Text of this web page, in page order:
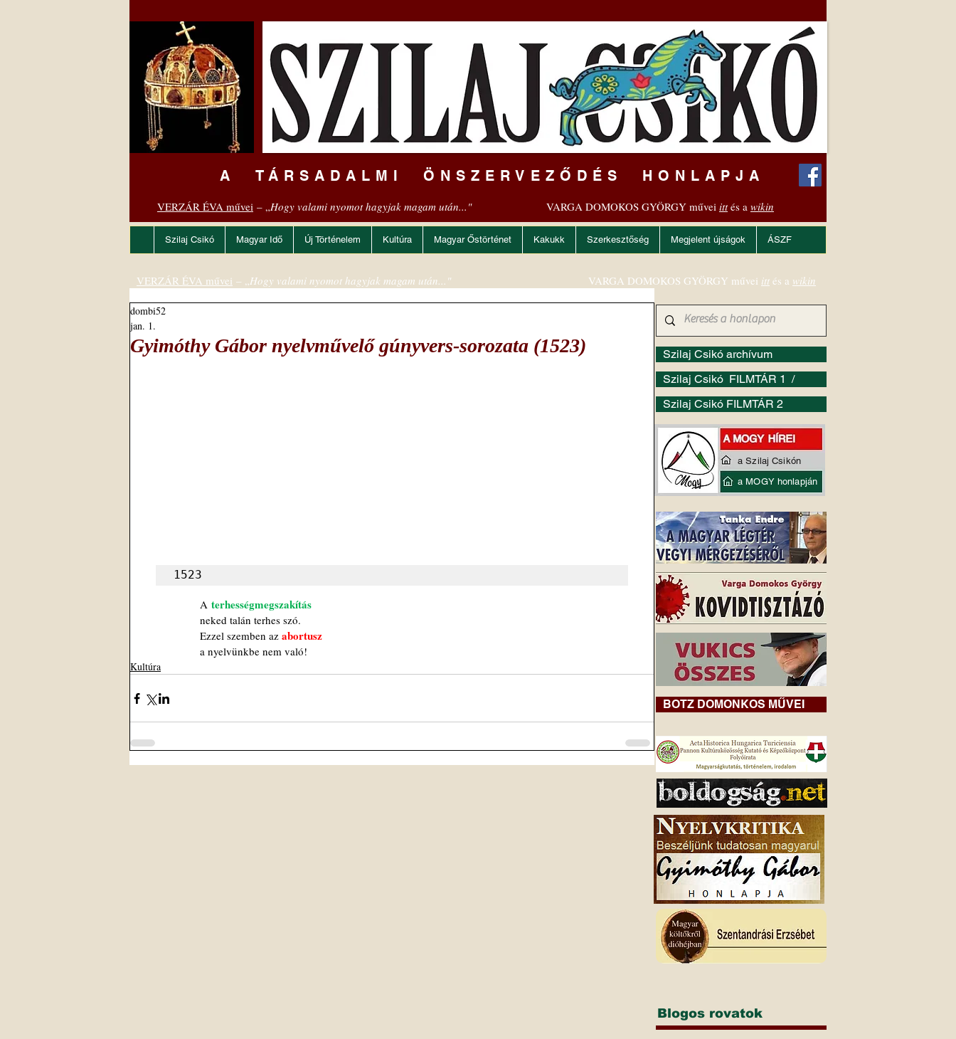
A TÁRSADALMI ÖNSZERVEZŐDÉS HONLAPJA
VERZÁR ÉVA művei – „Hogy valami nyomot hagyjak magam után..." VARGA DOMOKOS GYÖRGY művei ittés a wikin
Szilaj Csikó Magyar Idő Új Történelem Kultúra Magyar Őstörténet Kakukk Szerkesztőség Megjelent újságok ÁSZF
Gyimóthy Gábor nyelvművelő gúnyvers-sorozata (1523)
dombi52
jan. 1.
1523
A terhességmegszakítás
neked talán terhes szó.
Ezzel szemben az abortusz
a nyelvünkbe nem való!
Kultúra
Szilaj Csikó archívum
Szilaj Csikó FILMTÁR 1 /
Szilaj Csikó FILMTÁR 2
VERZÁR ÉVA művei – „Hogy valami nyomot hagyjak magam után..." VARGA DOMOKOS GYÖRGY művei itt és a wikin
BOTZ DOMONKOS MŰVEI
Blogos rovatok
a Szilaj Csikón
a MOGY honlapján